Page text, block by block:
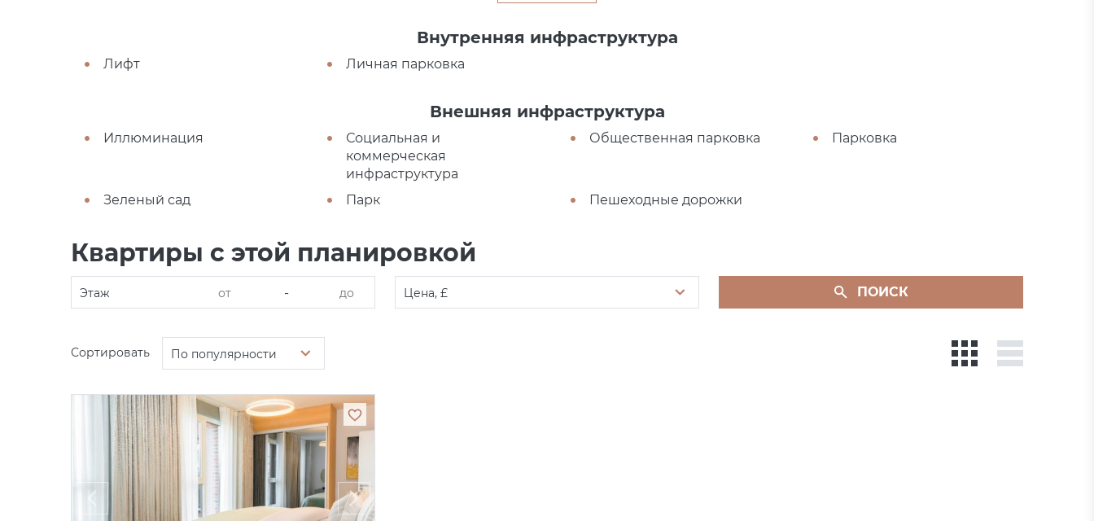
Внутренняя инфраструктура
Лифт Личная парковка
Внешняя инфраструктура
Иллюминация
Социальная и
коммерческая
инфраструктура
Общественная парковка Парковка
Зеленый сад Парк Пешеходные дорожки
Квартиры с этой планировкой
Этаж - Цена, £ ПОИСК
Сортировать По популярности